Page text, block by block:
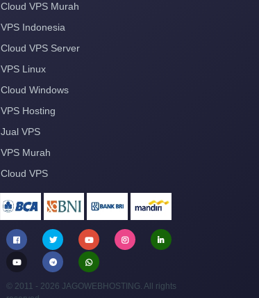
Cloud VPS Murah
VPS Indonesia
Cloud VPS Server
VPS Linux
Cloud Windows
VPS Hosting
Jual VPS
VPS Murah
Cloud VPS
© 2011 - 2026 JAGOWEBHOSTING. All rights